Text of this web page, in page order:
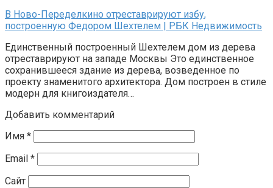
В Ново-Переделкино отреставрируют избу,
построенную Федором Шехтелем | РБК Недвижимость
Единственный построенный Шехтелем дом из дерева
отреставрируют на западе Москвы Это единственное
сохранившееся здание из дерева, возведенное по
проекту знаменитого архитектора. Дом построен в стиле
модерн для книгоиздателя…
Добавить комментарий
Имя *
Email *
Сайт